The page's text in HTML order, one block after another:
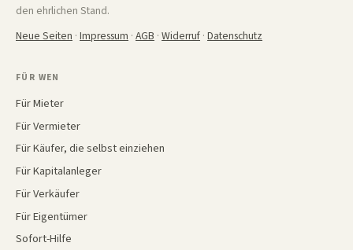
den ehrlichen Stand.
Neue Seiten · Impressum · AGB · Widerruf · Datenschutz
FÜR WEN
Für Mieter
Für Vermieter
Für Käufer, die selbst einziehen
Für Kapitalanleger
Für Verkäufer
Für Eigentümer
Sofort-Hilfe